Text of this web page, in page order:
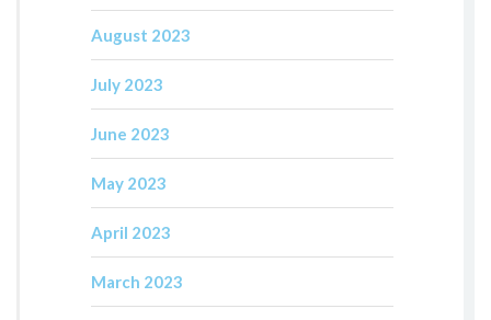
August 2023
July 2023
June 2023
May 2023
April 2023
March 2023